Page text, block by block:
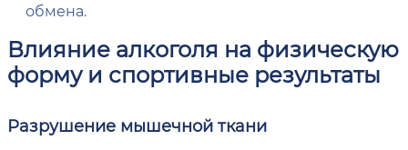
обмена.
Влияние алкоголя на физическую
форму и спортивные результаты
Разрушение мышечной ткани